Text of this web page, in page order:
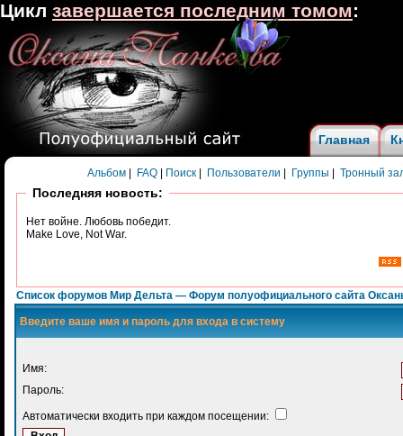
Главная
Альбом FAQ Поиск Пользователи Группы Тронный
Последняя новость:
Нет войне. Любовь победит.
Make Love, Not War.
Список форумов Мир Дельта — Форум полуофициального сайта
Введите ваше имя и пароль для входа в систему
Имя:
Пароль:
Автоматически входить при каждом посещении:
Цикл завершается последним томом: